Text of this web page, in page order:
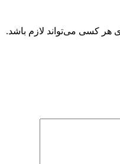
هر کسی می‌تواند لازم باشد.